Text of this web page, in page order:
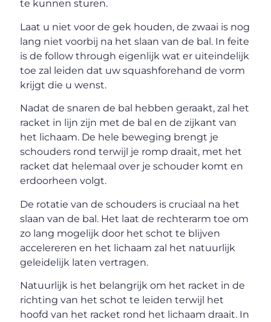
te kunnen sturen.
Laat u niet voor de gek houden, de zwaai is nog
lang niet voorbij na het slaan van de bal. In feite
is de follow through eigenlijk wat er uiteindelijk
toe zal leiden dat uw squashforehand de vorm
krijgt die u wenst.
Nadat de snaren de bal hebben geraakt, zal het
racket in lijn zijn met de bal en de zijkant van
het lichaam. De hele beweging brengt je
schouders rond terwijl je romp draait, met het
racket dat helemaal over je schouder komt en
erdoorheen volgt.
De rotatie van de schouders is cruciaal na het
slaan van de bal. Het laat de rechterarm toe om
zo lang mogelijk door het schot te blijven
accelereren en het lichaam zal het natuurlijk
geleidelijk laten vertragen.
Natuurlijk is het belangrijk om het racket in de
richting van het schot te leiden terwijl het
hoofd van het racket rond het lichaam draait. In